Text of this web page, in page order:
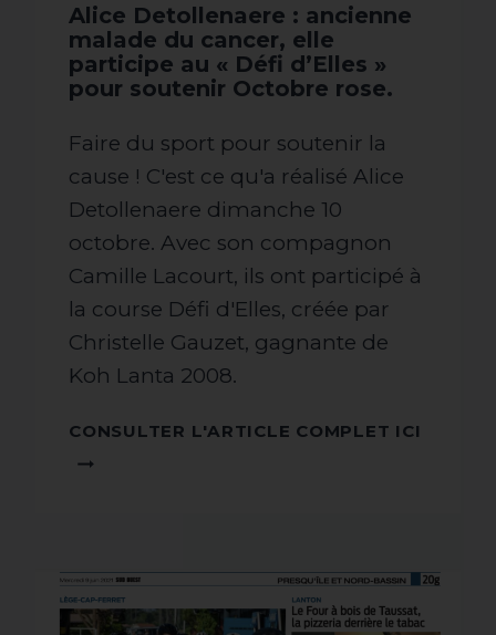
Alice Detollenaere : ancienne
malade du cancer, elle
participe au « Défi d’Elles »
pour soutenir Octobre rose.
Faire du sport pour soutenir la
cause ! C'est ce qu'a réalisé Alice
Detollenaere dimanche 10
octobre. Avec son compagnon
Camille Lacourt, ils ont participé à
la course Défi d'Elles, créée par
Christelle Gauzet, gagnante de
Koh Lanta 2008.
CONSULTER L'ARTICLE COMPLET ICI